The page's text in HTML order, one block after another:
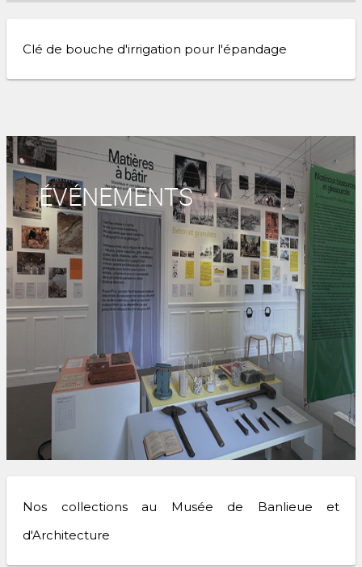
Clé de bouche d'irrigation pour l'épandage
ÉVÉNEMENTS
Nos collections au Musée de Banlieue et
d'Architecture